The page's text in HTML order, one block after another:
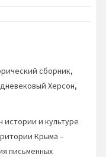
сборник,
Херсон,
и культуре
Крыма –
письменных